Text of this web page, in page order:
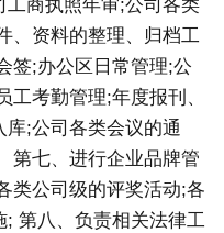
工商执照年审;公司各类
、资料的整理、归档工
签;办公区日常管理;公
考勤管理;年度报刊、
;公司各类会议的通
第七、进行企业品牌管
类公司级的评奖活动;各
; 第八、负责相关法律工